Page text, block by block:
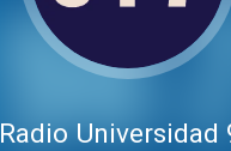
Radio Universidad